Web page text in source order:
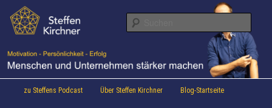
Inhalt
wechseln
sekundären
Inhalt
Steffen Kirchner Blog
Aktuelles von Speaker & Motivationstrainer Steffen Kirchner
Hauptmenü
zu Steffens Podcast Über Steffen Kirchner Blog-Startseite